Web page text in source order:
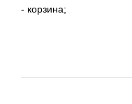
- корзина;